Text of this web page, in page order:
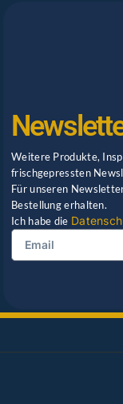
Weitere Produkte,
frischgepressten
Für unseren
Bestellung erhalten.
Ich habe die